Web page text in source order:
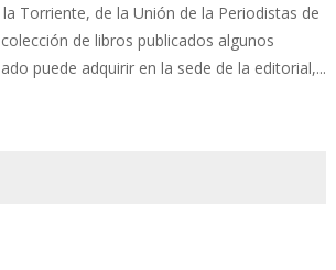
Torriente, de la Unión de la Periodistas de
de libros publicados algunos
puede adquirir en la sede de la editorial,...